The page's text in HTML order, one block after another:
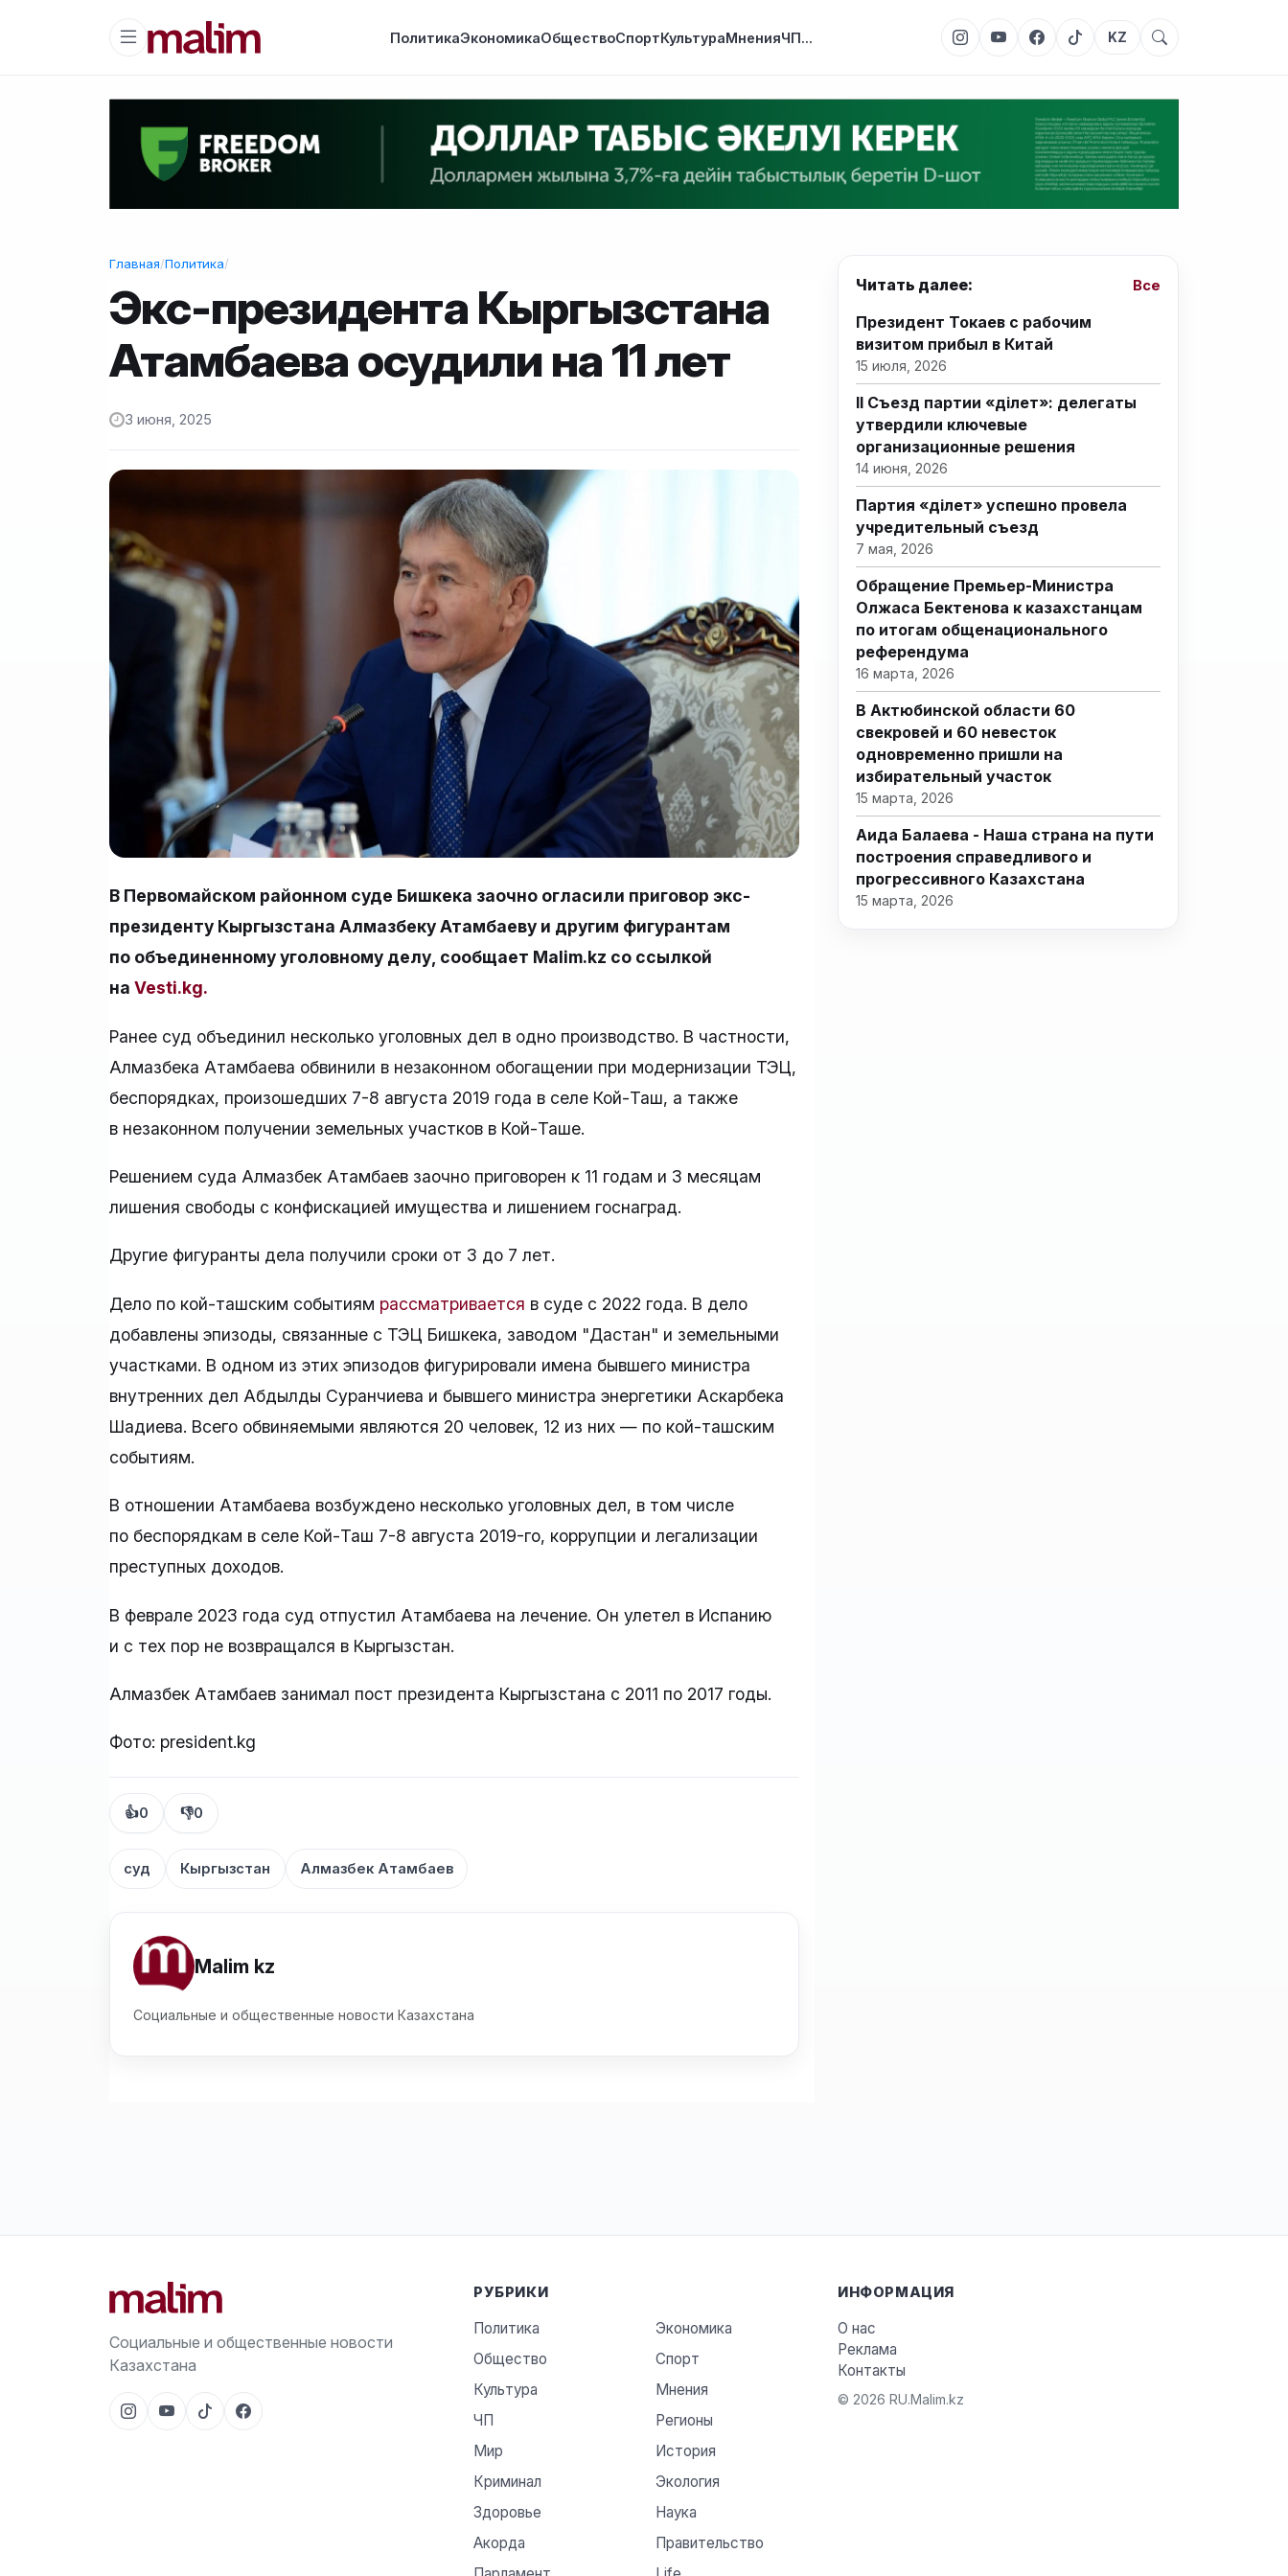
ПолитикаЭкономикаОбществоСпортКультураМненияЧП... KZ
Главная/Политика/
Экс-президента Кыргызстана
Атамбаева осудили на 11 лет
3 июня, 2025
В Первомайском районном суде Бишкека заочно огласили приговор экс-
президенту Кыргызстана Алмазбеку Атамбаеву и другим фигурантам
по объединенному уголовному делу, сообщает Malim.kz со ссылкой
на Vesti.kg.
Ранее суд объединил несколько уголовных дел в одно производство. В частности,
Алмазбека Атамбаева обвинили в незаконном обогащении при модернизации ТЭЦ,
беспорядках, произошедших 7-8 августа 2019 года в селе Кой-Таш, а также
в незаконном получении земельных участков в Кой-Таше.
Решением суда Алмазбек Атамбаев заочно приговорен к 11 годам и 3 месяцам
лишения свободы с конфискацией имущества и лишением госнаград.
Другие фигуранты дела получили сроки от 3 до 7 лет.
Дело по кой-ташским событиям рассматривается в суде с 2022 года. В дело
добавлены эпизоды, связанные с ТЭЦ Бишкека, заводом "Дастан" и земельными
участками. В одном из этих эпизодов фигурировали имена бывшего министра
внутренних дел Абдылды Суранчиева и бывшего министра энергетики Аскарбека
Шадиева. Всего обвиняемыми являются 20 человек, 12 из них — по кой-ташским
событиям.
В отношении Атамбаева возбуждено несколько уголовных дел, в том числе
по беспорядкам в селе Кой-Таш 7-8 августа 2019-го, коррупции и легализации
преступных доходов.
В феврале 2023 года суд отпустил Атамбаева на лечение. Он улетел в Испанию
и с тех пор не возвращался в Кыргызстан.
Алмазбек Атамбаев занимал пост президента Кыргызстана с 2011 по 2017 годы.
Фото: president.kg
👍0 👎0
суд Кыргызстан Алмазбек Атамбаев
Malim kz
Социальные и общественные новости Казахстана
Читать далее: Все
Президент Токаев с рабочим
визитом прибыл в Китай
15 июля, 2026
II Съезд партии «Әділет»: делегаты
утвердили ключевые
организационные решения
14 июня, 2026
Партия «Әділет» успешно провела
учредительный съезд
7 мая, 2026
Обращение Премьер-Министра
Олжаса Бектенова к казахстанцам
по итогам общенационального
референдума
16 марта, 2026
В Актюбинской области 60
свекровей и 60 невесток
одновременно пришли на
избирательный участок
15 марта, 2026
Аида Балаева - Наша страна на пути
построения справедливого и
прогрессивного Казахстана
15 марта, 2026
Социальные и общественные новости
Казахстана
РУБРИКИ
Политика
Экономика
Общество
Спорт
Культура
Мнения
ЧП
Регионы
Мир
История
Криминал
Экология
Здоровье
Наука
Акорда
Правительство
ИНФОРМАЦИЯ
О нас
Реклама
Контакты
© 2026 RU.Malim.kz